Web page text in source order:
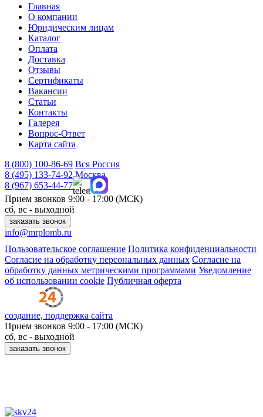
Главная
О компании
Юридическим лицам
Каталог
Оплата
Доставка
Отзывы
Сертификаты
Вакансии
Статьи
Контакты
Галерея
Вопрос-Ответ
Карта сайта
8 (800) 100-86-69 Вся Россия
8 (495) 133-74-92 Москва
8 (967) 653-44-77
Прием звонков 9:00 - 17:00 (МСК)
сб, вс - выходной
заказать звонок
info@mrplomb.ru
Пользовательское соглашение Политика конфиденциальности
Согласие на обработку персональных данных Согласие на
обработку данных метрическими программами Уведомление
об использовании cookie Публичная оферта
создание, поддержка сайта
Прием звонков 9:00 - 17:00 (МСК)
сб, вс - выходной
заказать звонок